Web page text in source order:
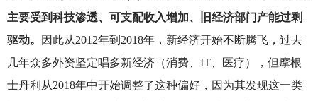
主要受到科技渗透、可支配收入增加、旧经济部门产能过剩
驱动。
因此从2012年到2018年，新经济开始不断腾飞，过去
几年众多外资坚定唱多新经济（消费、IT、医疗），但摩根
士丹利从2018年中开始调整了这种偏好，因为其发现这一类